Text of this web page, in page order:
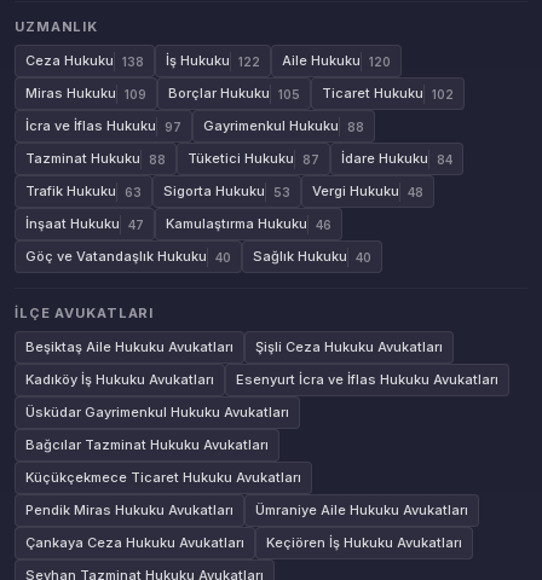
UZMANLIK
Ceza Hukuku
138 İş Hukuku 122 Aile Hukuku 120
Miras Hukuku 109 Borçlar Hukuku 105 Ticaret Hukuku 102
İcra ve İflas Hukuku 97 Gayrimenkul Hukuku 88
Tazminat Hukuku 88 Tüketici Hukuku 87 İdare Hukuku 84
Trafik Hukuku 63 Sigorta Hukuku 53 Vergi Hukuku 48
İnşaat Hukuku 47 Kamulaştırma Hukuku 46
Göç ve Vatandaşlık Hukuku 40 Sağlık Hukuku 40
İLÇE AVUKATLARI
Beşiktaş Aile Hukuku Avukatları
Şişli Ceza Hukuku Avukatları
Kadıköy İş Hukuku Avukatları
Esenyurt İcra ve İflas Hukuku Avukatları
Üsküdar Gayrimenkul Hukuku Avukatları
Bağcılar Tazminat Hukuku Avukatları
Küçükçekmece Ticaret Hukuku Avukatları
Pendik Miras Hukuku Avukatları
Ümraniye Aile Hukuku Avukatları
Çankaya Ceza Hukuku Avukatları
Keçiören İş Hukuku Avukatları
Seyhan Tazminat Hukuku Avukatları